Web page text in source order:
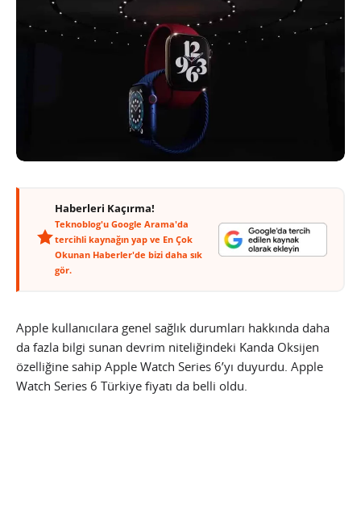
Haberleri Kaçırma!
Teknoblog'u Google Arama'da
tercihli kaynağın yap ve En Çok
Okunan Haberler'de bizi daha sık
gör.
Apple kullanıcılara genel sağlık durumları hakkında daha
da fazla bilgi sunan devrim niteliğindeki Kanda Oksijen
özelliğine sahip Apple Watch Series 6’yı duyurdu. Apple
Watch Series 6 Türkiye fiyatı da belli oldu.